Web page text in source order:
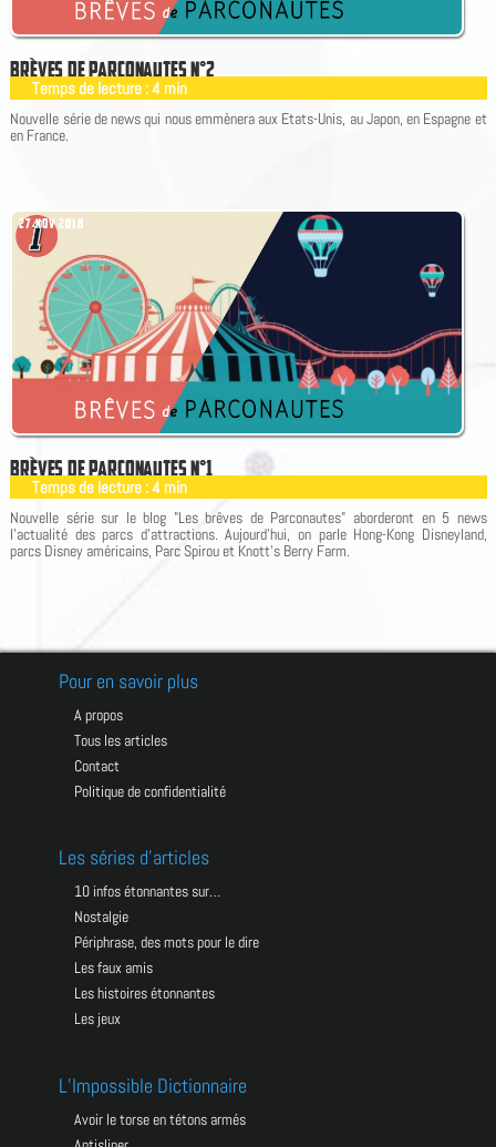
BRÈVESDEPARCONAUTESN°2
Temps de lecture :4 min
Nouvelle série de news qui nous emmènera aux Etats-Unis, au Japon, en Espagne et
en France.
BRÈVESDEPARCONAUTESN°1
27 NOV 2018
Temps de lecture :4 min
Nouvelle série sur le blog "Les brêves de Parconautes" aborderont en 5 news
l'actualité des parcs d'attractions. Aujourd'hui, on parle Hong-Kong Disneyland,
parcs Disney américains, Parc Spirou et Knott's Berry Farm.
Pour en savoir plus
A propos
Tous les articles
Contact
Politique de confidentialité
Les séries d’articles
10 infos étonnantes sur…
Nostalgie
Périphrase, des mots pour le dire
Les faux amis
Les histoires étonnantes
Les jeux
L’Impossible Dictionnaire
avoir le torse en tétons armés